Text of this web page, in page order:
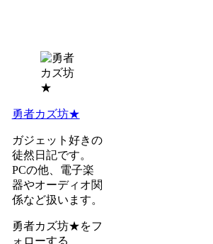
勇者カズ坊★
ガジェット好きの
徒然日記です。
PCの他、電子楽
器やオーディオ関
係など扱います。
勇者カズ坊★をフ
ォローする